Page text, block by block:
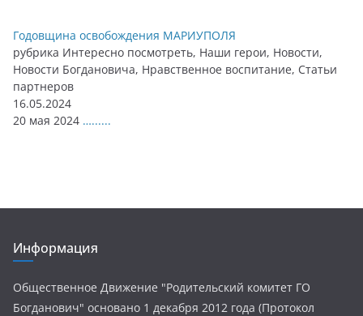
Годовщина освобождения МАРИУПОЛЯ
рубрика Интересно посмотреть, Наши герои, Новости,
Новости Богдановича, Нравственное воспитание, Статьи
партнеров
16.05.2024
20 мая 2024 …......
Информация
Общественное Движение "Родительский комитет ГО
Богданович" основано 1 декабря 2012 года (Протокол